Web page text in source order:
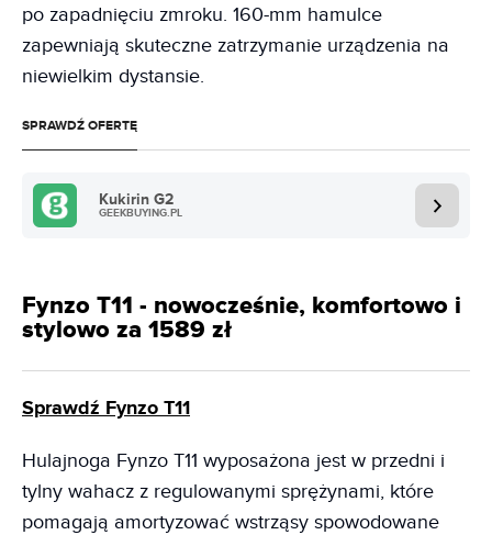
po zapadnięciu zmroku. 160-mm hamulce
zapewniają skuteczne zatrzymanie urządzenia na
niewielkim dystansie.
SPRAWDŹ OFERTĘ
Kukirin G2
GEEKBUYING.PL
Fynzo T11 - nowocześnie, komfortowo i
stylowo za 1589 zł
Sprawdź Fynzo T11
Hulajnoga Fynzo T11 wyposażona jest w przedni i
tylny wahacz z regulowanymi sprężynami, które
pomagają amortyzować wstrząsy spowodowane